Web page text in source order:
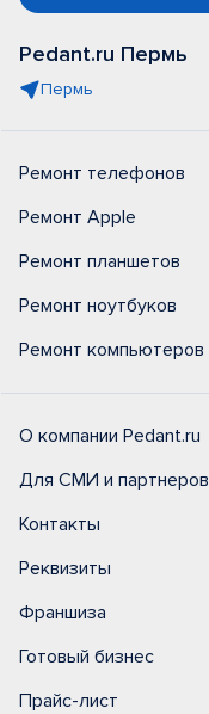
Pedant.ru Пермь
Пермь
Ремонт телефонов
Ремонт Apple
Ремонт планшетов
Ремонт ноутбуков
Ремонт компьютеров
О компании Pedant.ru
Для СМИ и партнеров
Контакты
Реквизиты
Франшиза
Готовый бизнес
Прайс-лист